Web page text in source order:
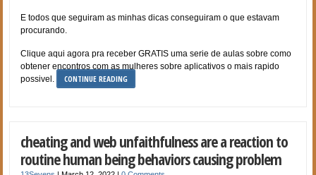
E todos que seguiram as minhas dicas conseguiram o que estavam
procurando.
Clique aqui agora pra receber GRATIS uma serie de aulas sobre como
obtener encontros com as mulheres sobre aplicativos o mais rapido
possivel.
CONTINUE READING
cheating and web unfaithfulness are a reaction to
routine human being behaviors causing problem